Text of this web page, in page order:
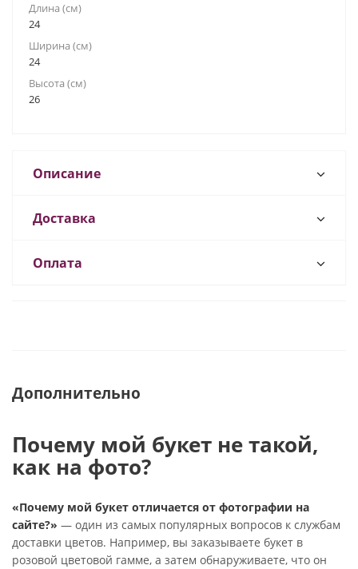
Длина (см)
24
Ширина (см)
24
Высота (см)
26
Описание
Доставка
Оплата
Дополнительно
Почему мой букет не такой,
как на фото?
«Почему мой букет отличается от фотографии на
сайте?» — один из самых популярных вопросов к службам
доставки цветов. Например, вы заказываете букет в
розовой цветовой гамме, а затем обнаруживаете, что он